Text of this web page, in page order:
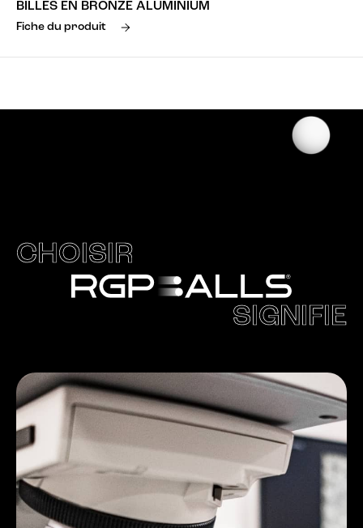
BILLES EN BRONZE ALUMINIUM
Fiche du produit
CHOISIR
SIGNIFIE